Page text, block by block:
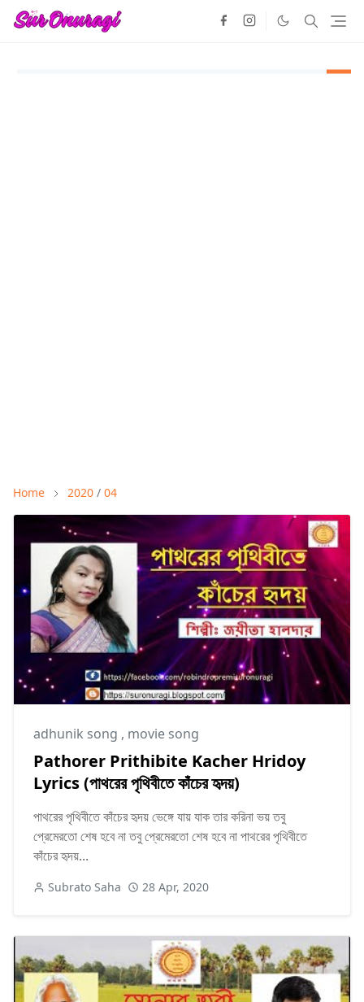
Home 2020 / 04
adhunik song , movie song
Pathorer Prithibite Kacher Hridoy
Lyrics (পাথরের পৃথিবীতে কাঁচের হৃদয়)
পাথরের পৃথিবীতে কাঁচের হৃদয় ভেঙ্গে যায় যাক তার করিনা ভয় তবু
প্রেমেরতো শেষ হবে না তবু প্রেমেরতো শেষ হবে না পাথরের পৃথিবীতে
কাঁচের হৃদয়...
Subrato Saha 28 Apr, 2020